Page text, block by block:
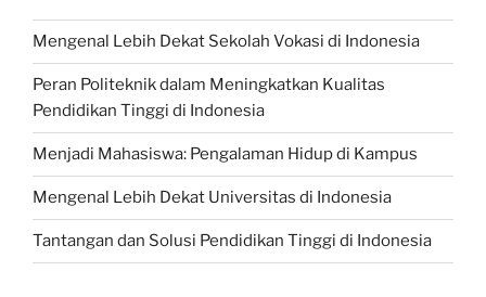
Mengenal Lebih Dekat Sekolah Vokasi di Indonesia
Peran Politeknik dalam Meningkatkan Kualitas
Pendidikan Tinggi di Indonesia
Menjadi Mahasiswa: Pengalaman Hidup di Kampus
Mengenal Lebih Dekat Universitas di Indonesia
Tantangan dan Solusi Pendidikan Tinggi di Indonesia